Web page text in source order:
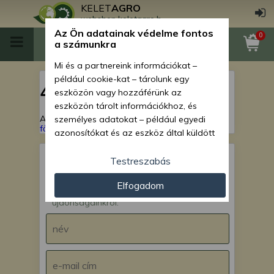
KELETAGRO
webshop.keletagro.hu
0
404
A keresett oldal nem található!Vissza a
főoldalra
IRATKOZZ FEL hírlevelünkre!
Értesülj akcióinkról,
újdonságainkról.
Az Ön adatainak védelme fontos
a számunkra
Mi és a partnereink információkat –
például cookie-kat – tárolunk egy
eszközön vagy hozzáférünk az
eszközön tárolt információkhoz, és
személyes adatokat – például egyedi
azonosítókat és az eszköz által küldött
személyre szabott hirdetések és
tartalom nyújtásához, hirdetés- és
tartalomméréshez, nézettségi adatok
gyűjtéséhez, valamint termékek
kifejlesztéséhez és a termékek
javításához. Az Ön engedélyével mi és a
módszerrel szerzett pontos geolokációs
adatokat és azonosítási információkat
Testreszabás
Elfogadom